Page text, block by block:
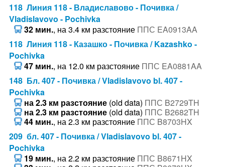
118 Линия 118 - Владиславово - Почивка /
Vladislavovo - Pochivka
32 мин., на 3.4 км разстояние ППС EA0913AA
118 Линия 118 - Казашко - Почивка / Kazashko -
Pochivka
47 мин., на 12.0 км разстояние ППС EA0881AA
148 Бл. 407 - Почивка / Vladislavovo bl. 407 -
Pochivka
на 2.3 км разстояние(old data) ППС B2729TH
на 2.3 км разстояние(old data) ППС B2682TH
44 мин., на 2.3 км разстояние ППС B8703HX
209 бл. 407 - Почивка / Vladislavovo bl. 407 -
Pochivka
19 мин., на 2.2 км разстояние ППС B8671HX